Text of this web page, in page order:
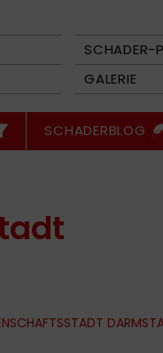
SCHADER-
GALERIE
SCHADERBLOG